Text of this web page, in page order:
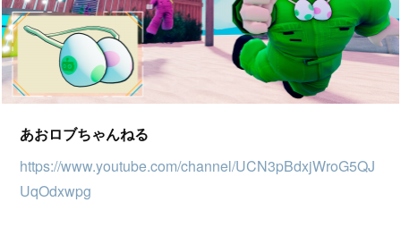
あおロブちゃんねる
https://www.youtube.com/channel/UCN3pBdxjWroG5QJ
UqOdxwpg